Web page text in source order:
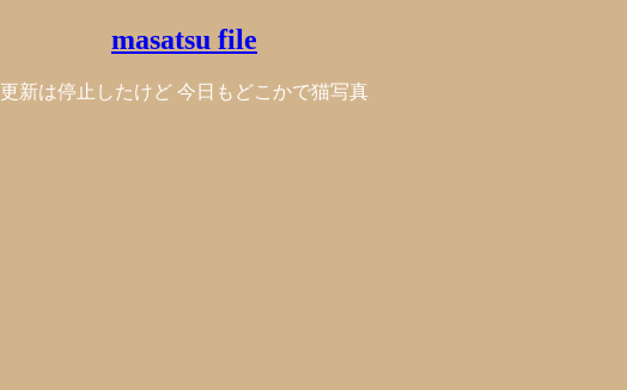
masatsu file
更新は停止したけど 今日もどこかで猫写真